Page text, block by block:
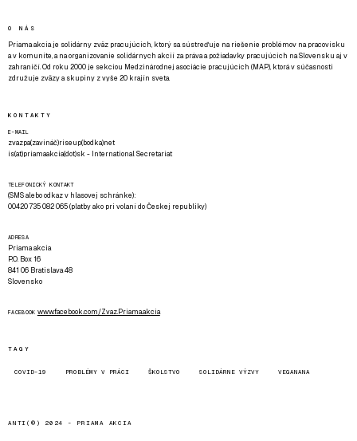
O NÁS
Priama akcia je solidárny zväz pracujúcich, ktorý sa sústreďuje na riešenie problémov na pracovisku
a v komunite, a na organizovanie solidárnych akcií za práva a požiadavky pracujúcich na Slovensku aj v
zahraničí. Od roku 2000 je sekciou Medzinárodnej asociácie pracujúcich (MAP), ktorá v súčasnosti
združuje zväzy a skupiny z vyše 20 krajín sveta.
KONTAKTY
E-MAIL
zvazpa(zavináč)riseup(bodka)net
is(at)priamaakcia(dot)sk - International Secretariat
TELEFONICKÝ KONTAKT
(SMS alebo odkaz v hlasovej schránke):
00420 735 082 065 (platby ako pri volaní do Českej republiky)
ADRESA
Priama akcia
P.O. Box 16
841 06 Bratislava 48
Slovensko
FACEBOOK www.facebook.com/Zvaz.Priama.akcia
TAGY
COVID-19 PROBLÉMY V PRÁCI ŠKOLSTVO SOLIDÁRNE VÝZVY VEGANANA
ANTI(©) 2024 - PRIAMA AKCIA